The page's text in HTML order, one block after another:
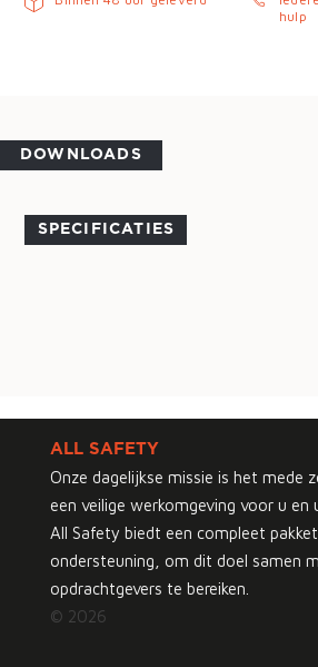
hulp
DOWNLOADS
SPECIFICATIES
ALL SAFETY
Onze dagelijkse missie is het mede
een veilige werkomgeving voor u en
All Safety biedt een compleet
ondersteuning, om dit doel samen
opdrachtgevers te bereiken.
© 2026